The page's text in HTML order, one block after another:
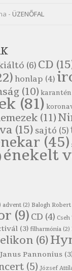
köszöntő
Bakarasz
Csiga-biga
Kiolvasó
Madárijesztő
Árpa Jankó
Most hoci a
Most hoci a
- ÜZENŐFAL
(6) CD
honlap (4)
(10) karantén
(81)
(11)
(15) sajtó (5)
(45)
énekelt
advent (2) Balogh Robert
(9) CD (4) Cseh
(3) filharmónia (2)
(6)
Pannonius
(5) József